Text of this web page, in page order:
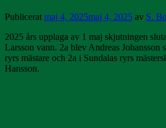
Publicerat maj 4, 2025maj 4, 2025 av S.
2025 års upplaga av 1 maj skjutningen
Larsson vann. 2a blev Andreas Johansson
ryrs mästare och 2a i Sundalas ryrs
Hansson.